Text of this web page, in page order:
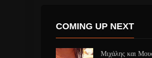
COMING UP NEXT
Μιχάλης και